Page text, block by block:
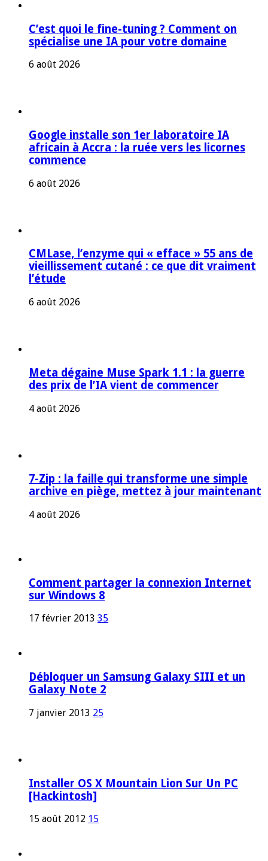
C’est quoi le fine-tuning ? Comment on
spécialise une IA pour votre domaine
6 août 2026
Google installe son 1er laboratoire IA
africain à Accra : la ruée vers les licornes
commence
6 août 2026
CMLase, l’enzyme qui « efface » 55 ans de
vieillissement cutané : ce que dit vraiment
l’étude
6 août 2026
Meta dégaine Muse Spark 1.1 : la guerre
des prix de l’IA vient de commencer
4 août 2026
7-Zip : la faille qui transforme une simple
archive en piège, mettez à jour maintenant
4 août 2026
Comment partager la connexion Internet
sur Windows 8
17 février 2013 35
Débloquer un Samsung Galaxy SIII et un
Galaxy Note 2
7 janvier 2013 25
Installer OS X Mountain Lion Sur Un PC
[Hackintosh]
15 août 2012 15